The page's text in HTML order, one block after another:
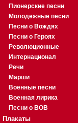
Пионерские песни
Молодежные песни
Песни о Вождях
Песни о Героях
Революционные
Интернационал
Речи
Марши
Военные песни
Военная лирика
Песни о ВОВ
Плакаты